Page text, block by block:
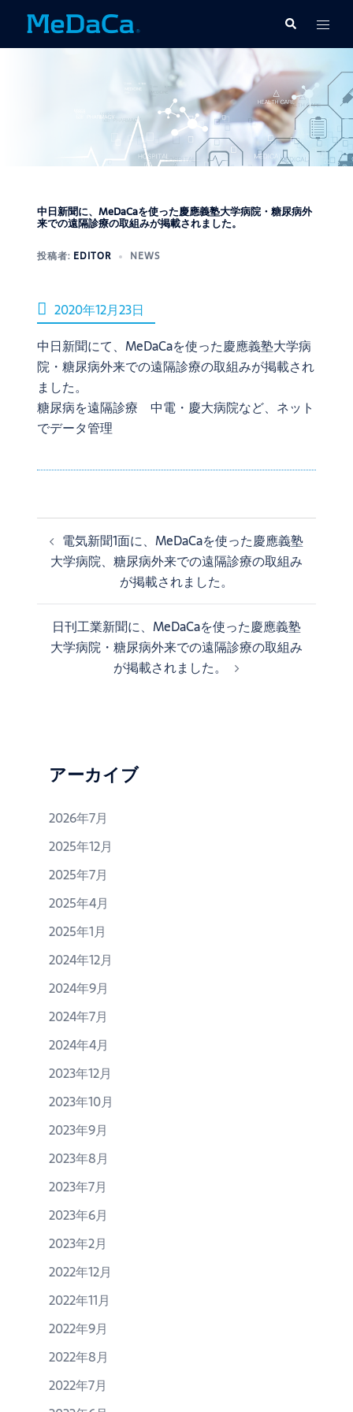
テ
検
索
ト
グ
メ
ニ
ュ
ー
中日新聞に、MeDaCaを使った慶應義塾大学病院・糖尿病外
来での遠隔診療の取組みが掲載されました。
投稿者: EDITOR NEWS
2020年12月23日
中日新聞にて、MeDaCaを使った慶應義塾大学病
院・糖尿病外来での遠隔診療の取組みが掲載され
ました。
糖尿病を遠隔診療 中電・慶大病院など、ネット
でデータ管理
投
稿
ビ
ー
シ
電気新聞1面に、MeDaCaを使った慶應義塾
大学病院、糖尿病外来での遠隔診療の取組み
が掲載されました。
日刊工業新聞に、MeDaCaを使った慶應義塾
大学病院・糖尿病外来での遠隔診療の取組み
が掲載されました。
アーカイブ
2026年7月
2025年12月
2025年7月
2025年4月
2025年1月
2024年12月
2024年9月
2024年7月
2024年4月
2023年12月
2023年10月
2023年9月
2023年8月
2023年7月
2023年6月
2023年2月
2022年12月
2022年11月
2022年9月
2022年8月
2022年7月